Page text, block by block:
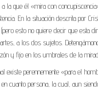
que él «mira con
En la situación descrita por
esto no quiere decir que esta
a los dos sujetos.
y fijo en los umbrales de la
perennemente «para el
cuanto persona, la cual, aun